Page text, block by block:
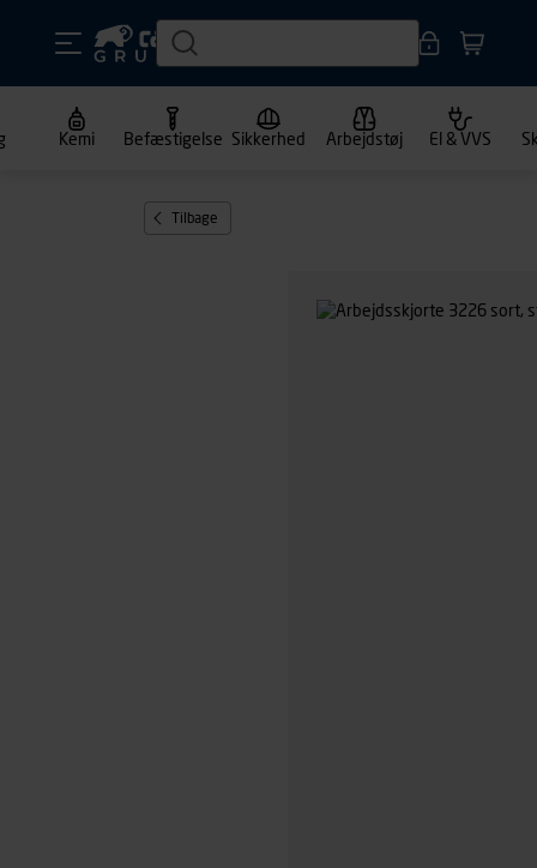
Kemi Befæstigelse Sikkerhed Arbejdstøj El & VVS
Tilbage